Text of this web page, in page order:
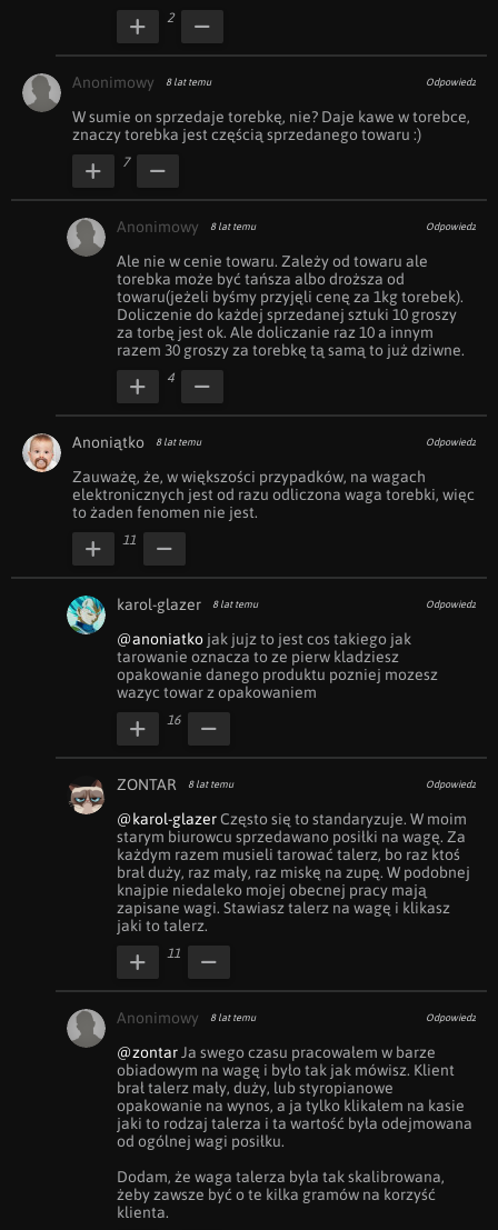
2
Anonimowy 8 lat temu Odpowiedz
W sumie on sprzedaje torebkę, nie? Daje kawe w torebce,
znaczy torebka jest częścią sprzedanego towaru :)
7
Anonimowy 8 lat temu Odpowiedz
Ale nie w cenie towaru. Zależy od towaru ale
torebka może być tańsza albo droższa od
towaru(jeżeli byśmy przyjęli cenę za 1kg torebek).
Doliczenie do każdej sprzedanej sztuki 10 groszy
za torbę jest ok. Ale doliczanie raz 10 a innym
razem 30 groszy za torebkę tą samą to już dziwne.
4
Anoniątko 8 lat temu Odpowiedz
Zauważę, że, w większości przypadków, na wagach
elektronicznych jest od razu odliczona waga torebki, więc
to żaden fenomen nie jest.
11
karol-glazer 8 lat temu Odpowiedz
@anoniatko jak jujz to jest cos takiego jak
tarowanie oznacza to ze pierw kladziesz
opakowanie danego produktu pozniej mozesz
wazyc towar z opakowaniem
16
ZONTAR 8 lat temu Odpowiedz
@karol-glazer Często się to standaryzuje. W moim
starym biurowcu sprzedawano posiłki na wagę. Za
każdym razem musieli tarować talerz, bo raz ktoś
brał duży, raz mały, raz miskę na zupę. W podobnej
knajpie niedaleko mojej obecnej pracy mają
zapisane wagi. Stawiasz talerz na wagę i klikasz
jaki to talerz.
11
Anonimowy 8 lat temu Odpowiedz
@zontar Ja swego czasu pracowałem w barze
obiadowym na wagę i było tak jak mówisz. Klient
brał talerz mały, duży, lub styropianowe
opakowanie na wynos, a ja tylko klikałem na kasie
jaki to rodzaj talerza i ta wartość była odejmowana
od ogólnej wagi posiłku.
Dodam, że waga talerza była tak skalibrowana,
żeby zawsze być o te kilka gramów na korzyść
klienta.